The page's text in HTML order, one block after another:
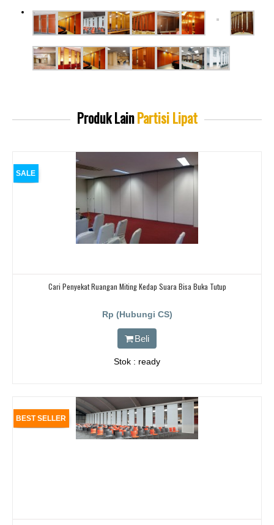
Produk LainPartisi Lipat
SALE
Cari Penyekat Ruangan Miting Kedap Suara Bisa Buka Tutup
Rp (Hubungi CS)
Beli
Stok : ready
BEST SELLER